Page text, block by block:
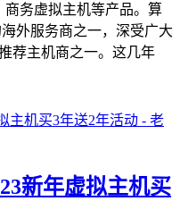
商务虚拟主机等产品。算
外服务商之一，深受广大
荐主机商之一。这几年
新年虚拟主机买